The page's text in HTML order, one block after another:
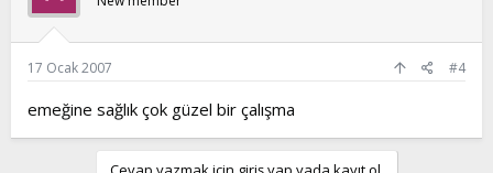
17 Ocak 2007 #4
emeğine sağlık çok güzel bir çalışma